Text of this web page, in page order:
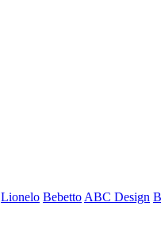
Lionelo Bebetto ABC Design